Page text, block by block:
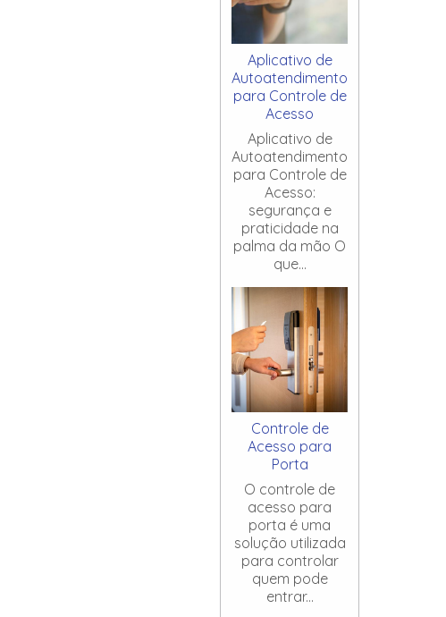
Aplicativo de
Autoatendimento
para Controle de
Acesso
Aplicativo de
Autoatendimento
para Controle de
Acesso:
segurança e
praticidade na
palma da mão O
que...
Controle de
Acesso para
Porta
O controle de
acesso para
porta é uma
solução utilizada
para controlar
quem pode
entrar...